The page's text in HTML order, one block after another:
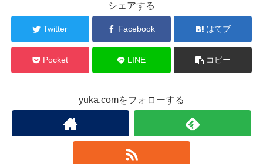
シェアする
Twitter Facebook はてブ
Pocket LINE コピー
yuka.comをフォローする